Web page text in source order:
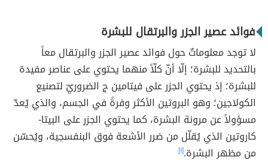
فوائد عصير الجزر والبرتقال للبشرة
لا توجد معلوماتٌ حول فوائد عصير الجزر والبرتقال معاً
بالتحديد للبشرة؛ إلّا أنّ كلّاً منهما يحتوي على عناصر مفيدة
للبشرة؛ إذ يحتوي الجزر على فيتامين ج الضروريّ لتصنيع
الكولاجين؛ وهو البروتين الأكثر وفرةً في الجسم، والذي يُعدّ
مسؤولاً عن مرونة البشرة، كما يحتوي الجزر على البيتا-
كاروتين الذي يُقلّل من ضرر الأشعة فوق البنفسجية، ويُحسّن
من مظهر البشرة.[١]